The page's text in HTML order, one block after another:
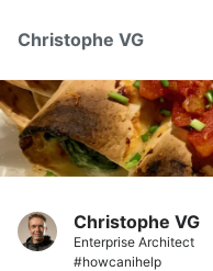
Christophe VG
Christophe VG
Enterprise Architect
#howcanihelp